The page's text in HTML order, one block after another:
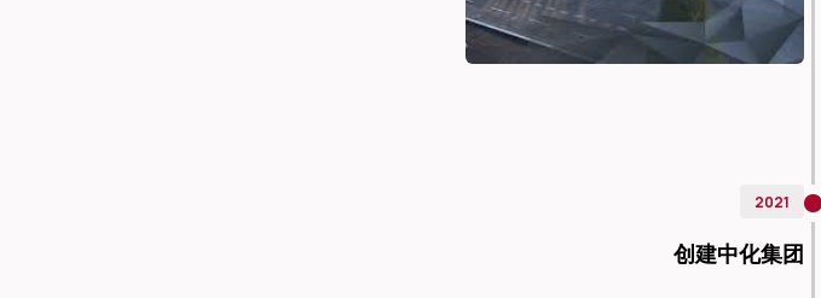
2021
创建中化集团